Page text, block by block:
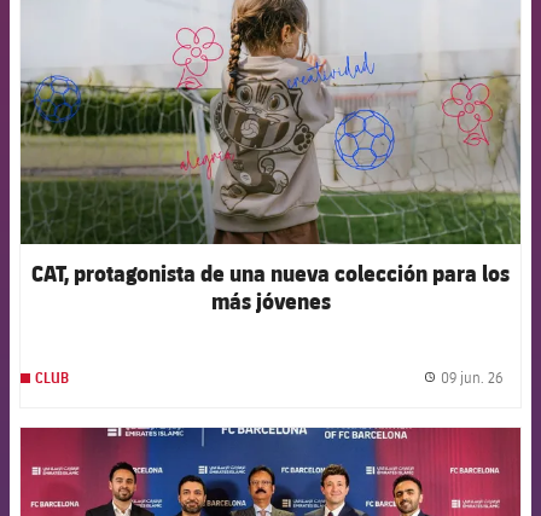
CAT, protagonista de una nueva colección para los
más jóvenes
CLUB 09 jun. 26
FCB Barcelona badge